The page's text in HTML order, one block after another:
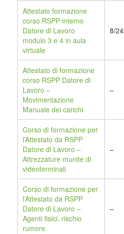
Attestato formazione
corso RSPP interno
Datore di Lavoro
modulo 3 e 4 in aula
virtuale
8/24
Attestato di formazione
corso RSPP Datore di
Lavoro –
Movimentazione
Manuale dei carichi
–
Corso di formazione per
l’Attestato da RSPP
Datore di Lavoro –
Attrezzature munite di
videoterminali
–
Corso di formazione per
l’Attestato da RSPP
Datore di Lavoro –
Agenti fisici, rischio
rumore
–